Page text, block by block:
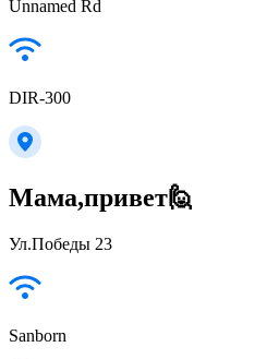
Unnamed Rd
DIR-300
Мама,привет🙋
Ул.Победы 23
Sanborn